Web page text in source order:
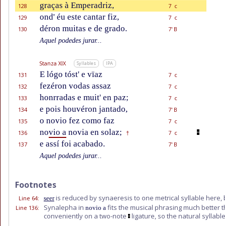
128
graças à Emperadriz,
7 c
129
ond' éu este cantar fiz,
7 c
130
déron muitas e de grado.
7' B
Aquel podedes jurar...
Stanza XIX Syllables IPA
131 E lógo tóst' e vïaz
7 c
132
fezéron vodas assaz
7 c
133
honrradas e muit' en paz;
7 c
134
e pois houvéron jantado,
7' B
135
o novio fez como faz
7 c
136
novio a novia en solaz; †
7 c
137
e assí foi acabado.
7' B
Aquel podedes jurar...
Footnotes
Line 64: seeris reduced by synaeresis to one metrical syllable
Line 136: Synalepha in novio a fits the musical phrasing much better
conveniently on a two-note
ligature, so the natural